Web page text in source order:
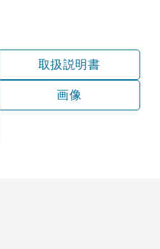
取扱説明書
画像